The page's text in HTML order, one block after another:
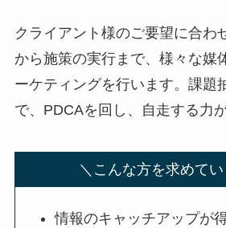
クライアント様のご要望に合わ
から施策の実行まで、様々な媒
ーケティングを行います。課題
で、PDCAを回し、自走する力
＼こんな方を求めて
情報のキャッチアップが